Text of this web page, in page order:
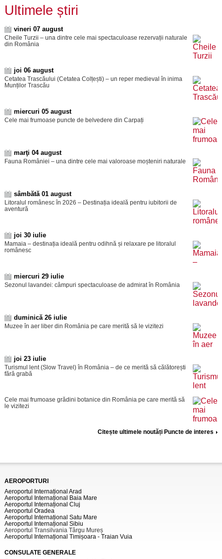
Ultimele știri
vineri 07 august
Cheile Turzii – una dintre cele mai spectaculoase rezervații naturale
din România
joi 06 august
Cetatea Trascăului (Cetatea Colțești) – un reper medieval în inima
Munților Trascău
miercuri 05 august
Cele mai frumoase puncte de belvedere din Carpați
marţi 04 august
Fauna României – una dintre cele mai valoroase moșteniri naturale
sâmbătă 01 august
Litoralul românesc în 2026 – Destinația ideală pentru iubitorii de
aventură
joi 30 iulie
Mamaia – destinația ideală pentru odihnă și relaxare pe litoralul
românesc
miercuri 29 iulie
Sezonul lavandei: câmpuri spectaculoase de admirat în România
duminică 26 iulie
Muzee în aer liber din România pe care merită să le vizitezi
joi 23 iulie
Turismul lent (Slow Travel) în România – de ce merită să călătorești
fără grabă
Cele mai frumoase grădini botanice din România pe care merită să
le vizitezi
Citește ultimele noutăți Puncte de interes
AEROPORTURI
Aeroportul Internațional Arad
Aeroportul Internațional Baia Mare
Aeroportul Internațional Cluj
Aeroportul Oradea
Aeroportul Internațional Satu Mare
Aeroportul Internațional Sibiu
Aeroportul Transilvania Târgu Mureș
Aeroportul Internațional Timișoara - Traian Vuia
CONSULATE GENERALE